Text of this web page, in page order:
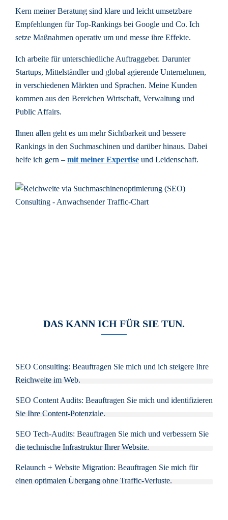
Kern meiner Beratung sind klare und leicht umsetzbare
Empfehlungen für Top-Rankings bei Google und Co. Ich
setze Maßnahmen operativ um und messe ihre Effekte.
Ich arbeite für unterschiedliche Auftraggeber. Darunter
Startups, Mittelständler und global agierende Unternehmen,
in verschiedenen Märkten und Sprachen. Meine Kunden
kommen aus den Bereichen Wirtschaft, Verwaltung und
Public Affairs.
Ihnen allen geht es um mehr Sichtbarkeit und bessere
Rankings in den Suchmaschinen und darüber hinaus. Dabei
helfe ich gern – mit meiner Expertise und Leidenschaft.
DAS KANN ICH FÜR SIE TUN.
SEO Consulting: Beauftragen Sie mich und ich steigere Ihre
Reichweite im Web.
SEO Content Audits: Beauftragen Sie mich und identifizieren
Sie Ihre Content-Potenziale.
SEO Tech-Audits: Beauftragen Sie mich und verbessern Sie
die technische Infrastruktur Ihrer Website.
Relaunch + Website Migration: Beauftragen Sie mich für
einen optimalen Übergang ohne Traffic-Verluste.